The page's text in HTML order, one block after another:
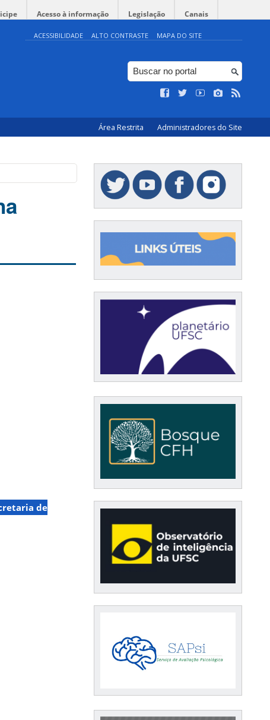
Acesso à informação Legislação Canais
ACESSIBILIDADE ALTO CONTRASTE MAPA DO SITE
Área Restrita Administradores do Site
de